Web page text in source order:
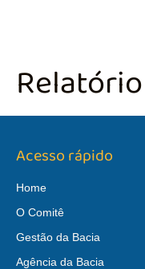
Acesso rápido
Home
O Comitê
Gestão da Bacia
Agência da Bacia